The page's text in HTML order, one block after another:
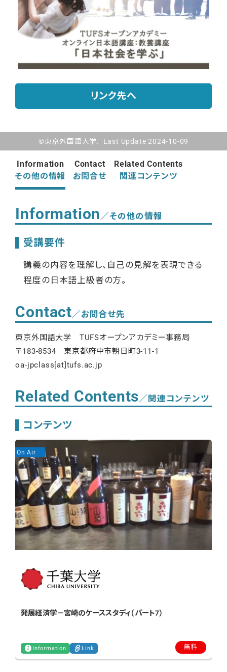
リンク先へ
©東京外国語大学. Last Update 2024-10-09
Information
その他の情報
Contact
お問合せ
Related Contents
関連コンテンツ
Information／その他の情報
受講要件
講義の内容を理解し、自己の見解を表現できる
程度の日本語上級者の方。
Contact／お問合せ先
東京外国語大学 TUFSオープンアカデミー事務局
〒183-8534 東京都府中市朝日町3-11-1
oa-jpclass[at]tufs.ac.jp
Related Contents／関連コンテンツ
コンテンツ
発展経済学－宮崎のケーススタディ（パート7）
Information Link 無料
On Air